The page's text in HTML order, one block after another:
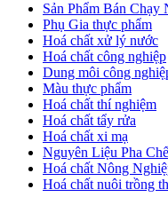
Sản Phẩm Bán Chạy
Phụ Gia thực phẩm
Hoá chất xử lý nước
Hoá chất công nghiệp
Dung môi công
Màu thực phẩm
Hoá chất thí nghiệm
Hoá chất tẩy rửa
Hoá chất xi mạ
Nguyên Liệu Pha
Hoá chất Nông
Hoá chất nuôi trồng